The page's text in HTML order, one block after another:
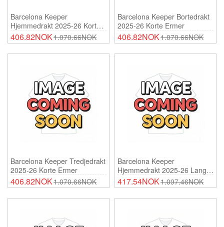
Barcelona Keeper
Hjemmedrakt 2025-26 Korte
Ermer
406.82NOK1.070.66NOK
Barcelona Keeper Bortedrakt
2025-26 Korte Ermer
406.82NOK1.070.66NOK
Barcelona Keeper Tredjedrakt
2025-26 Korte Ermer
406.82NOK1.070.66NOK
Barcelona Keeper
Hjemmedrakt 2025-26 Lange
Ermer
417.54NOK1.097.46NOK